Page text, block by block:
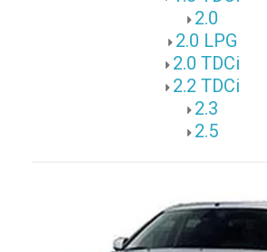
2.0
2.0 LPG
2.0 TDCi
2.2 TDCi
2.3
2.5